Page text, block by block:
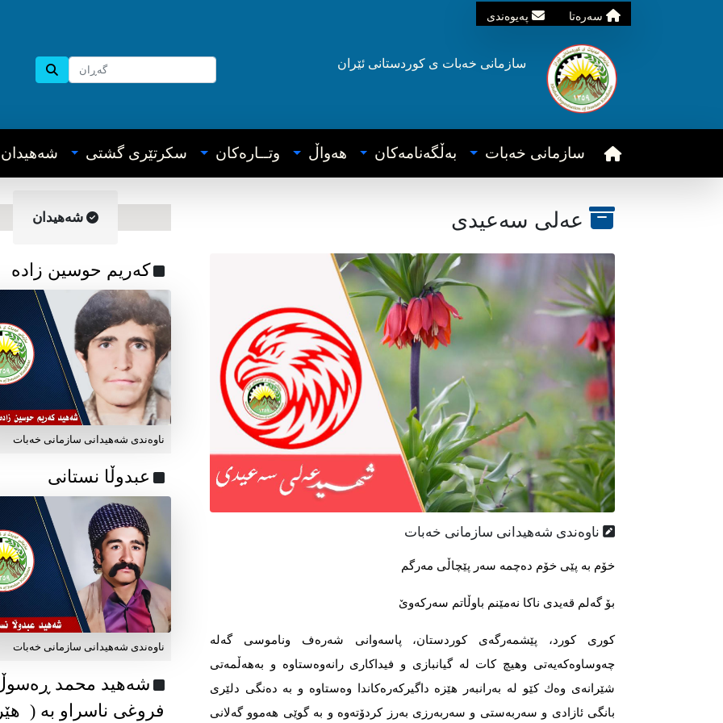
سه‌ره‌تا په‌یوه‌ندی
سازمانی خه‌بات ی کوردستانی ئێران
سازمانی خه‌بات به‌ڵگه‌نامه‌کان هه‌واڵ وتــاره‌کان سکرتێری گشتی شه‌هیدان
عەلی سەعیدی
ناوه‌ندی شه‌هیدانی سازمانی خه‌بات
خۆم بە پێی خۆم دەچمە سەر پێچاڵی مەرگم
بۆ گەلم قەیدی ناكا نەمێنم باوڵاتم سەركەوێ
كوری كورد، پێشمەرگەی كوردستان، پاسەوانی شەرەف وناموسی گەلە
چەوساوەكەیەتی وهیچ كات لە گیانبازی و فیداكاری رانەوەستاوە و بەهەڵمەتی
شێرانەی وەك كێو لە بەرانبەر هێزە داگیركەرەكاندا وەستاوە و بە دەنگی دلێری
بانگی ئازادی و سەربەستی و سەربەرزی بەرز كردۆتەوە و بە گوێی هەموو گەلانی
شه‌هیدان
که‌ریم حوسین زاده‌
ناوه‌ندی شه‌هیدانی سازمانی خه‌بات
عبدوڵا نستانی
ناوه‌ندی شه‌هیدانی سازمانی خه‌بات
شەهید محمد
فروغی ناسراو بە (